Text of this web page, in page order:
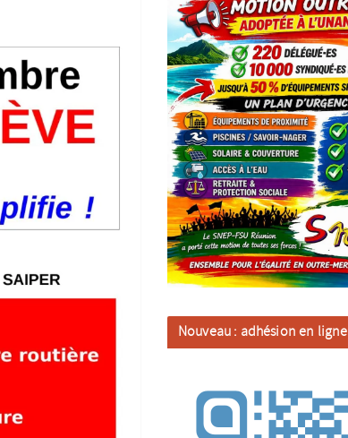
Nouveau : adhésion en ligne